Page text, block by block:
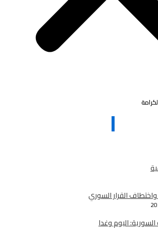
القرار السوري
السورية: اليوم وغدا